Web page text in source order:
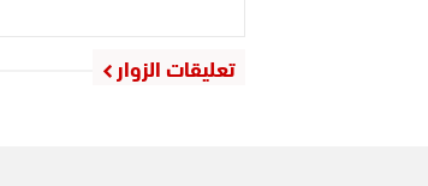
تعليقات الزوار